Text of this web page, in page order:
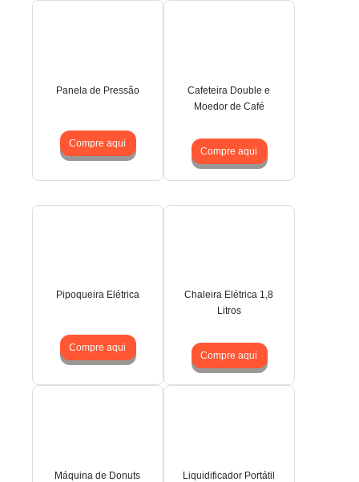
Panela de Pressão
Compre aqui
Cafeteira Double e
Moedor de Café
Compre aqui
Pipoqueira Elétrica
Compre aqui
Chaleira Elétrica 1,8
Litros
Compre aqui
Máquina de Donuts Liquidificador Portátil